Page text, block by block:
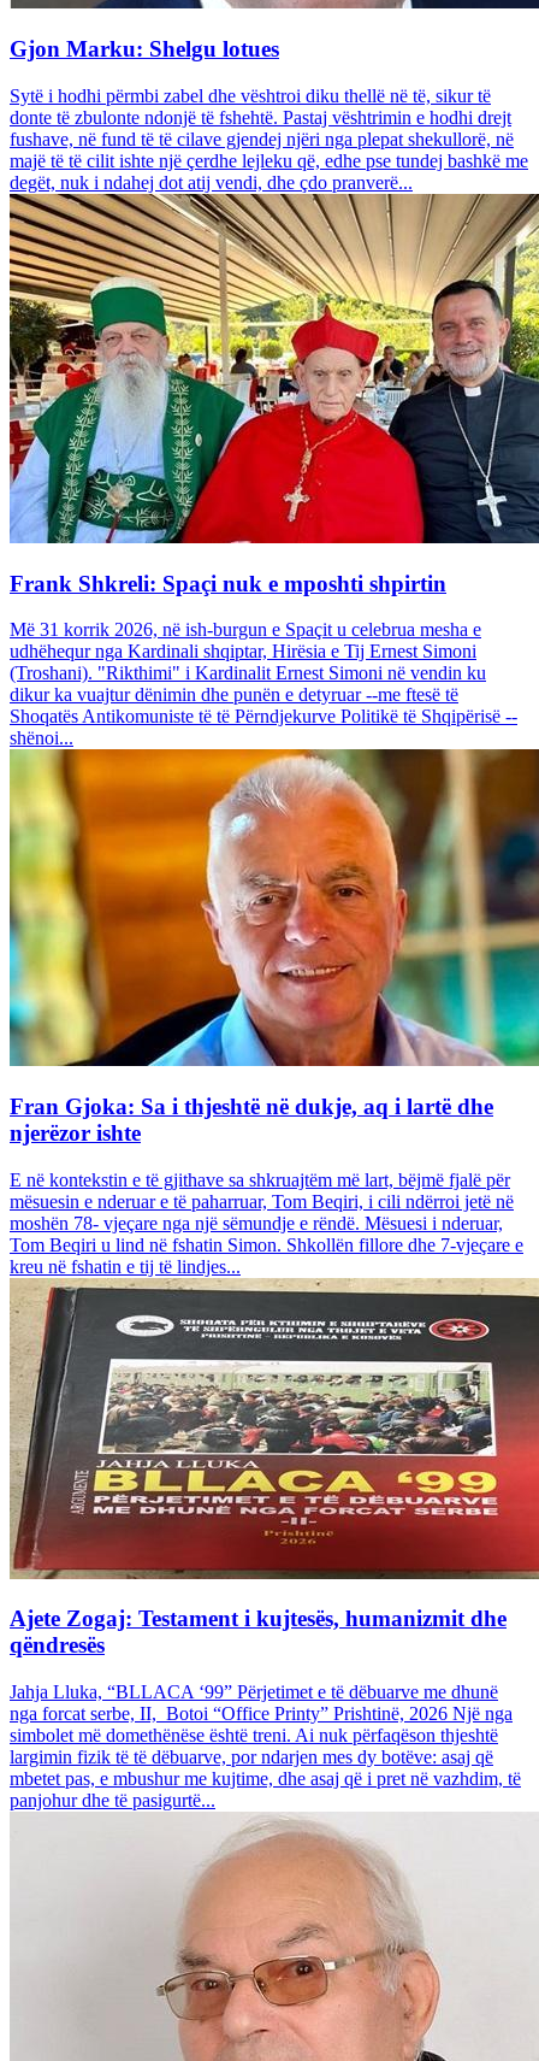
Gjon Marku: Shelgu lotues
Sytë i hodhi përmbi zabel dhe vështroi diku thellë në të, sikur të
donte të zbulonte ndonjë të fshehtë. Pastaj vështrimin e hodhi drejt
fushave, në fund të të cilave gjendej njëri nga plepat shekullorë, në
majë të të cilit ishte një çerdhe lejleku që, edhe pse tundej bashkë me
degët, nuk i ndahej dot atij vendi, dhe çdo pranverë...
Frank Shkreli: Spaçi nuk e mposhti shpirtin
Më 31 korrik 2026, në ish-burgun e Spaçit u celebrua mesha e
udhëhequr nga Kardinali shqiptar, Hirësia e Tij Ernest Simoni
(Troshani). "Rikthimi" i Kardinalit Ernest Simoni në vendin ku
dikur ka vuajtur dënimin dhe punën e detyruar --me ftesë të
Shoqatës Antikomuniste të të Përndjekurve Politikë të Shqipërisë --
shënoi...
Fran Gjoka: Sa i thjeshtë në dukje, aq i lartë dhe
njerëzor ishte
E në kontekstin e të gjithave sa shkruajtëm më lart, bëjmë fjalë për
mësuesin e nderuar e të paharruar, Tom Beqiri, i cili ndërroi jetë në
moshën 78- vjeçare nga një sëmundje e rëndë. Mësuesi i nderuar,
Tom Beqiri u lind në fshatin Simon. Shkollën fillore dhe 7-vjeçare e
kreu në fshatin e tij të lindjes...
Ajete Zogaj: Testament i kujtesës, humanizmit dhe
qëndresës
Jahja Lluka, “BLLACA ‘99” Përjetimet e të dëbuarve me dhunë
nga forcat serbe, II, Botoi “Office Printy” Prishtinë, 2026 Një nga
simbolet më domethënëse është treni. Ai nuk përfaqëson thjeshtë
largimin fizik të të dëbuarve, por ndarjen mes dy botëve: asaj që
mbetet pas, e mbushur me kujtime, dhe asaj që i pret në vazhdim, të
panjohur dhe të pasigurtë...